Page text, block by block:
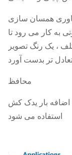
همسان سازی
به کار می رود تا
، یک رنگ تصویر
تر بدست آورد
محافظ
اضافه بار یدک کش
استفاده می شود